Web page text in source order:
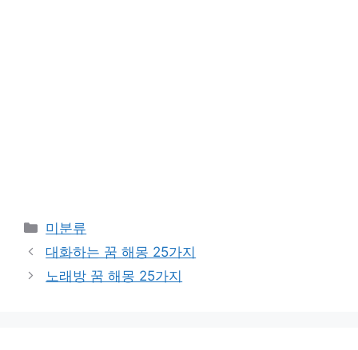
카
테
리
미분류
대화하는 꿈 해몽 25가지
노래방 꿈 해몽 25가지